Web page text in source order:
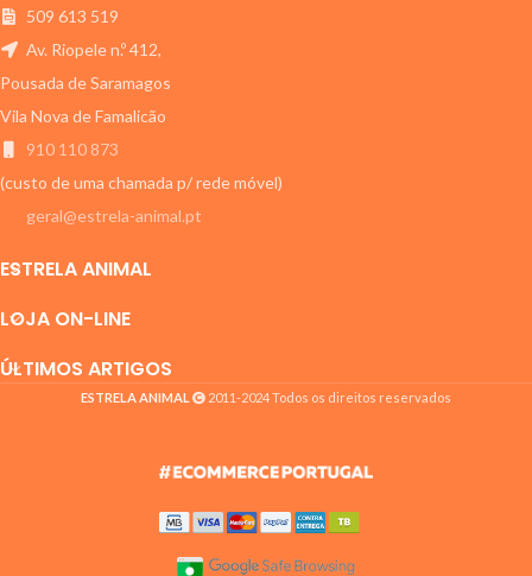
509 613 519
Av. Riopele n.º 412,
Pousada de Saramagos
Vila Nova de Famalicão
910 110 873
(custo de uma chamada p/ rede móvel)
geral@estrela-animal.pt
ESTRELA ANIMAL
LOJA ON-LINE
ÚLTIMOS ARTIGOS
ESTRELA ANIMAL 2011-2024 Todos os direitos reservados